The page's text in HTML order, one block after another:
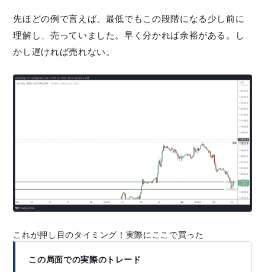
先ほどの例で言えば、最低でもこの段階になる少し前に
理解し、売っていました。早く分かれば余裕がある。し
かし遅ければ売れない。
これが押し目のタイミング！実際にここで買った
この局面での実際のトレード